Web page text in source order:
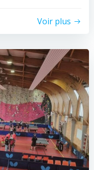
Voir plus